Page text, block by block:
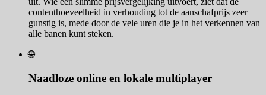
contenthoeveelheid in verhouding tot de aanschafprijs zeer
gunstig is, mede door de vele uren die je in het verkennen van
alle banen kunt steken.
🌐
Naadloze online en lokale multiplayer